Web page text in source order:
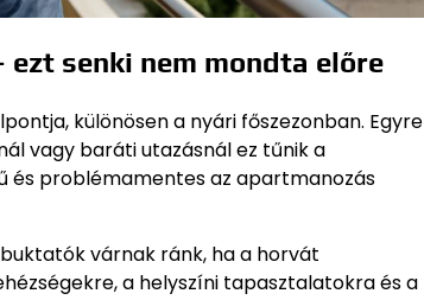
senki nem mondta előre
különösen a nyári főszezonban. Egyre
vagy baráti utazásnál ez tűnik a
és problémamentes az apartmanozás
várnak ránk, ha a horvát
a helyszíni tapasztalatokra és a